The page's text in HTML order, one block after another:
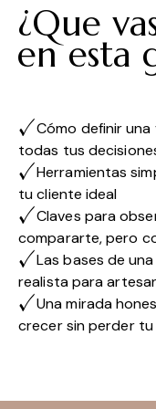
¿Que
en esta
Cómo definir una
todas tus
Herramientas
tu cliente ideal
Claves para
compararte, pero
Las bases de
realista para
Una mirada
crecer sin perder